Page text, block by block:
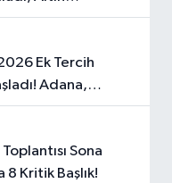
Getirdi..
Adana,
Lise
8 Kritik Başlık!